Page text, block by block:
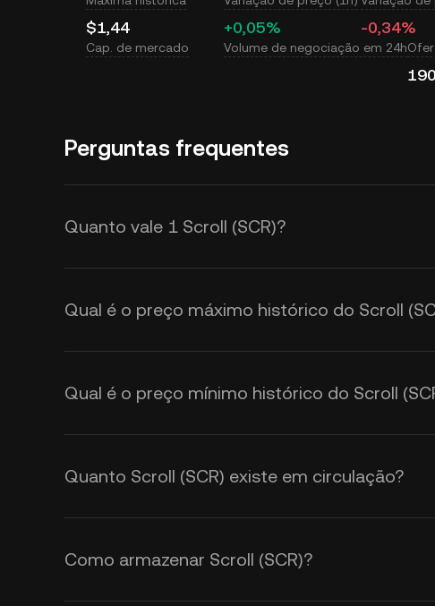
$1,44 +0,05% -0,34%
Cap. de mercado Volume de negociação em 24h
Perguntas frequentes
Quanto vale 1 Scroll (SCR)?
A KuCoin fornece atualizações em
USD. O preço do Scroll é afetado
Qual é o preço máximo histórico do Scroll
Qual é o preço mínimo histórico do Scroll
Quanto Scroll (SCR) existe em circulação?
Como armazenar Scroll (SCR)?